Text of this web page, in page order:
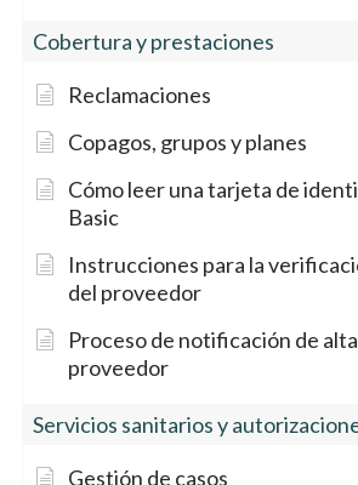
Cobertura y prestaciones
Reclamaciones
Copagos, grupos y planes
Cómo leer una tarjeta de
Basic
Instrucciones para la
del proveedor
Proceso de notificación de
proveedor
Servicios sanitarios y
Gestión de casos